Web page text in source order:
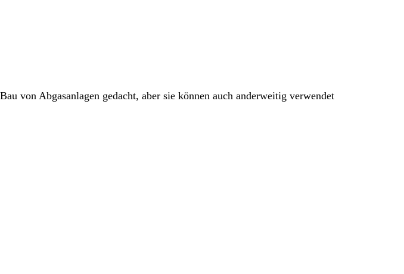
von Abgasanlagen gedacht, aber sie können auch anderweitig verwendet